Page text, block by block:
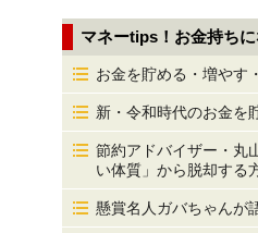
マネーtips！お金持ち
お金を貯める・増やす
新・令和時代のお金を
節約アドバイザー・丸
い体質」から脱却する
懸賞名人ガバちゃんが